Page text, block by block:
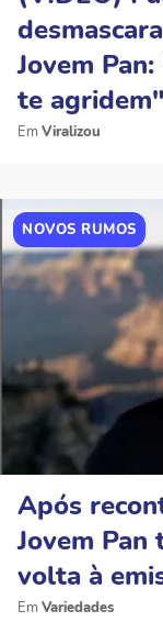
Jovem
te agridem"
Viralizou
NOVOS RUMOS
Após
Jovem
volta à
Variedades